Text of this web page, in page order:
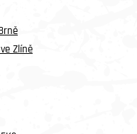
Zlíně